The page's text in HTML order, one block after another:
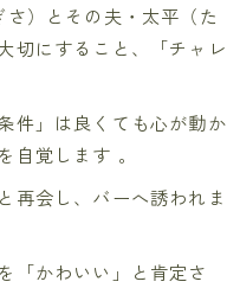
）とその夫・太平（た
切にすること、「チャレ
件」は良くても心が動か
自覚します 。
再会し、バーへ誘われま
「かわいい」と肯定さ